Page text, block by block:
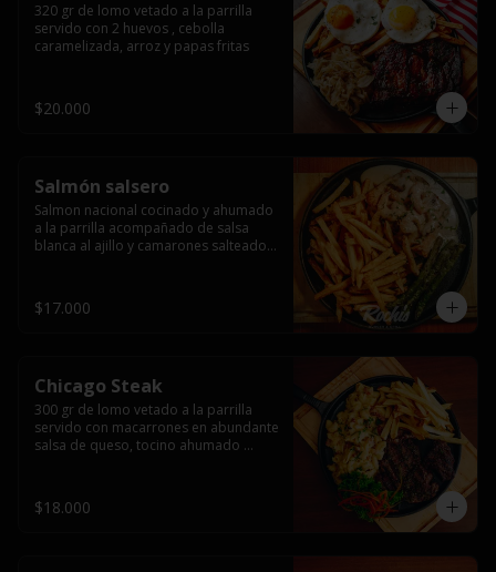
320 gr de lomo vetado a la parrilla
servido con 2 huevos , cebolla
caramelizada, arroz y papas fritas
$20.000
Salmón salsero
Salmon nacional cocinado y ahumado
a la parrilla acompañado de salsa
blanca al ajillo y camarones salteados,
$17.000
Chicago Steak
300 gr de lomo vetado a la parrilla
servido con macarrones en abundante
salsa de queso, tocino ahumado
$18.000